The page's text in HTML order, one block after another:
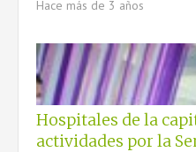
Hace más de 3 años
Hospitales de la
actividades por la